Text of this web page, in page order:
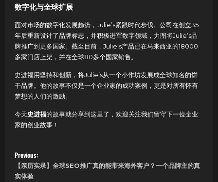
数字化与全球扩展
面对市场的数字化发展趋势，Julie’s紧跟时代步伐。公司在创立35
年后重新设计了品牌标志，并积极进军数字领域，力图将Julie’s品
牌推广到更多国家。截至目前，Julie’s产品已在马来西亚的18000
多家门店上架，并在全球80多个国家销售。
史进福用坚持和创新，将Julie’s从一个小作坊发展成全球知名的饼
干品牌。他的故事不仅是一个企业家的成功案例，更是对所有怀有
梦想的人们的激励。
今天史进福的故事就分享到这里了，欢迎关注我们留守下一位企业
家的创业故事！
P
o
Previous:
【亲历实录】全球SEO推广真的能带来海外客户？一个品牌主的真
实体验